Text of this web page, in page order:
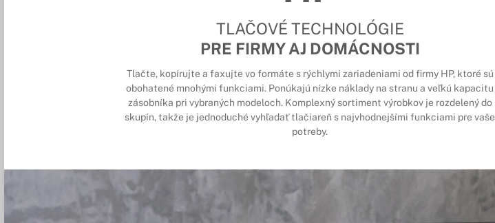
TLAČOVÉ TECHNOLÓGIE
PRE FIRMY AJ DOMÁCNOSTI
Tlačte, kopírujte a faxujte vo formáte s rýchlymi zariadeniami od firmy HP, ktoré sú
obohatené mnohými funkciami. Ponúkajú nízke náklady na stranu a veľkú kapacitu
zásobníka pri vybraných modeloch. Komplexný sortiment výrobkov je rozdelený do
skupín, takže je jednoduché vyhľadať tlačiareň s najvhodnejšími funkciami pre vaše
potreby.